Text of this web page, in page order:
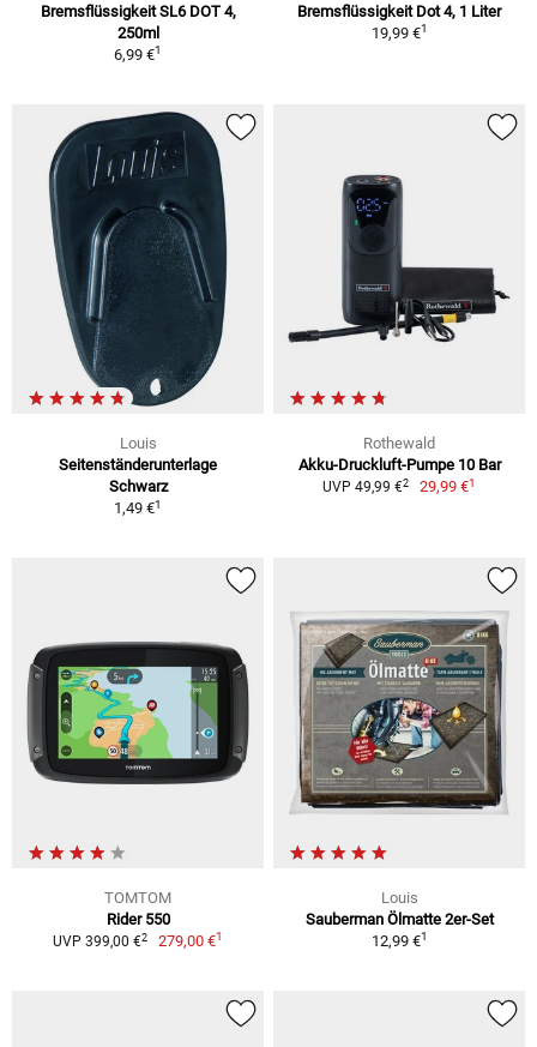
Bremsflüssigkeit SL6 DOT 4,
250ml
6,99 €1
Bremsflüssigkeit Dot 4, 1 Liter
19,99 €1
Louis
Seitenständerunterlage
Schwarz
1,49 €1
Rothewald
Akku-Druckluft-Pumpe 10 Bar
UVP 49,99 €2 29,99 €1
TOMTOM
Rider 550
UVP 399,00 €2 279,00 €1
Louis
Sauberman Ölmatte 2er-Set
12,99 €1